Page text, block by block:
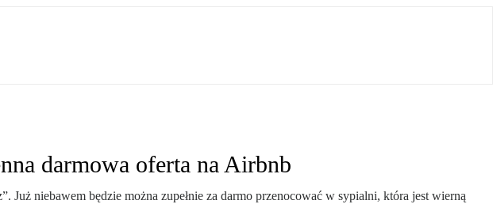
darmowa oferta na Airbnb
niebawem będzie można zupełnie za darmo przenocować w sypialni, która jest wierną